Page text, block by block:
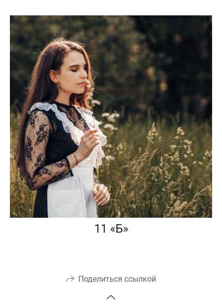
11 «Б»
Поделиться ссылкой